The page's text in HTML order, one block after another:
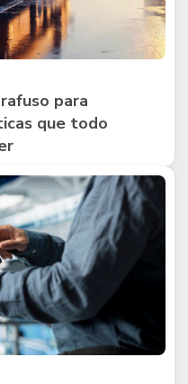
para
que todo